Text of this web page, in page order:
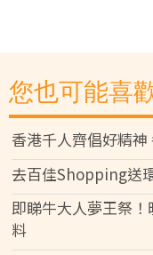
您也可能喜
香港千人齊倡好精
去百佳Shopping送
即睇牛大人夢王祭
料